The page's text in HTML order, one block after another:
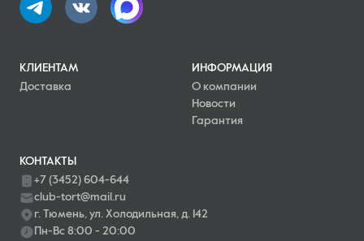
КЛИЕНТАМ
Доставка
ИНФОРМАЦИЯ
О компании
Новости
Гарантия
КОНТАКТЫ
+7 (3452) 604-644
club-tort@mail.ru
г. Тюмень, ул. Холодильная, д. 142
Пн-Вс 8:00 - 20:00